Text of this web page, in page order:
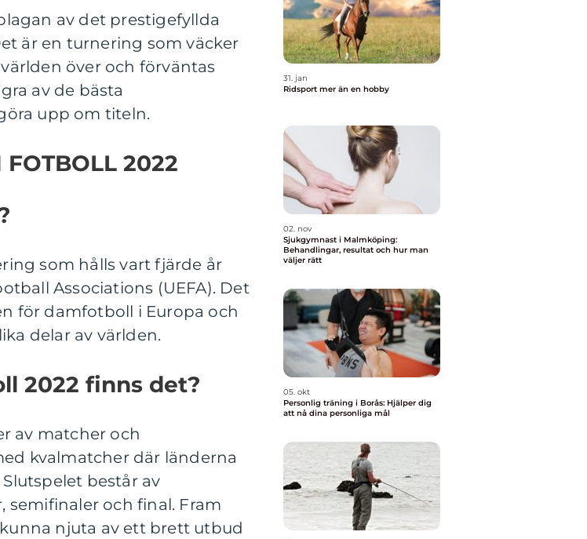
av det prestigefyllda
är en turnering som väcker
över och förväntas
av de bästa
upp om titeln.
FOTBOLL 2022
som hålls vart fjärde år
Associations (UEFA). Det
för damfotboll i Europa och
delar av världen.
2022 finns det?
av matcher och
kvalmatcher där länderna
består av
semifinaler och final. Fram
njuta av ett brett utbud
31. jan
Ridsport mer än en hobby
02. nov
Sjukgymnast i Malmköping:
Behandlingar, resultat och hur man
väljer rätt
05. okt
Personlig träning i Borås: Hjälper dig
att nå dina personliga mål